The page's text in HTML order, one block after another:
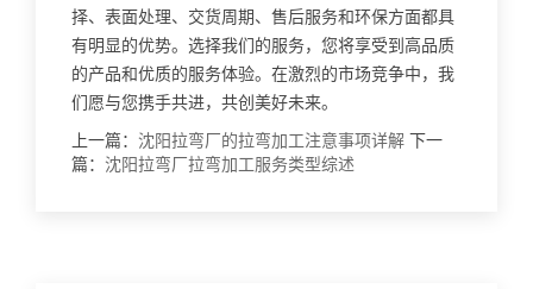
择、表面处理、交货周期、售后服务和环保方面都具
有明显的优势。选择我们的服务，您将享受到高品质
的产品和优质的服务体验。在激烈的市场竞争中，我
们愿与您携手共进，共创美好未来。
上一篇： 沈阳拉弯厂的拉弯加工注意事项详解 下一
篇： 沈阳拉弯厂拉弯加工服务类型综述